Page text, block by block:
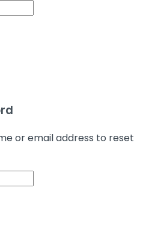
or email address to reset